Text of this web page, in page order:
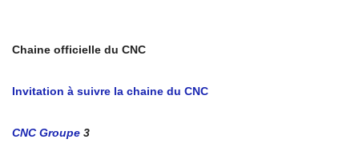
Chaine officielle du CNC
Invitation à suivre la chaine du CNC
CNC Groupe 3